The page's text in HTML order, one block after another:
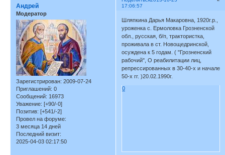
17:06:57
Андрей
Модератор
Зарегистрирован: 2009-07-24
Приглашений: 0
Сообщений: 16973
Уважение: [+90/-0]
Позитив: [+541/-2]
Провел на форуме:
3 месяца 14 дней
Последний визит:
2025-04-03 02:17:50
Шляпкина Дарья Макаровна, 1920г.р.,
уроженка с. Ермоловка Грозненской
обл., русская, б/п, трактористка,
проживала в ст. Новощедринской,
осуждена к 5 годам. ( "Грозненский
рабочий", О реабилитации лиц,
репрессированных в 30-40-х и начале
50-х гг. )20.02.1990г.
0